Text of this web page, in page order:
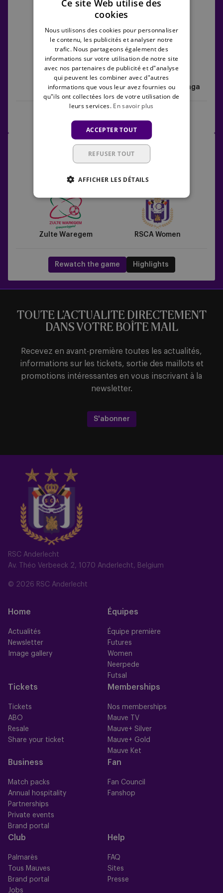
RSCA Women
1 1
Sporting Clube de Braga
11/10/2025 -16:00
Lotto Women's Pro League
Zulte Waregem
1 1
RSCA Women
Rewatch the game Highlights
RSC Anderlecht
Av. Théo Verbeeck 2, 1070 Anderlecht, Belgium
© 2026 RSC Anderlecht
Home
Actualités
Newsletter
Image gallery
Équipes
Équipe première
Futures
Women
Neerpede
Futsal
Tickets
Tickets
ABO
Resale
Share your ticket
Memberships
Nos memberships
Mauve TV
Mauve+ Silver
Mauve+ Gold
Mauve Ket
Business
Match packs
Annual hospitality
Partnerships
Private events
Brand portal
Fan
Fan Council
Fanshop
Club
Palmarès
Tous Mauves
Brand portal
Jobs
Help
FAQ
Sites
Presse
TOUTE L’ACTUALITE DIRECTEMENT
DANS VOTRE BOÎTE MAIL
Recevez en avant-première toutes les actualités,
informations sur les tickets, sortie des maillots et
promotions intéressantes en vous inscrivant à la
newsletter.
S'abonner
Ce site Web utilise des
cookies
Nous utilisons des cookies pour personnaliser
le contenu, les publicités et analyser notre
trafic. Nous partageons également des
informations sur votre utilisation de notre site
avec nos partenaires de publicité et d"analyse
qui peuvent les combiner avec d"autres
informations que vous leur avez fournies ou
qu"ils ont collectées lors de votre utilisation de
leurs services. En savoir plus
ACCEPTER TOUT
REFUSER TOUT
AFFICHER LES DÉTAILS